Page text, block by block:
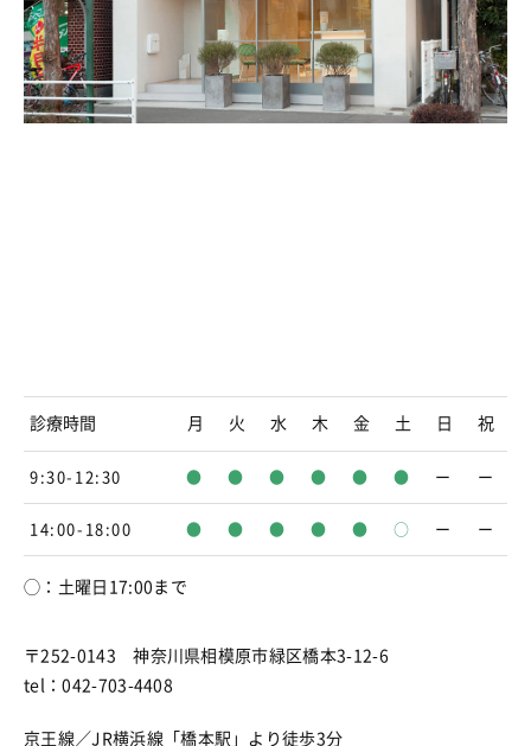
診療時間 月 火 水 木 金 土 日 祝
9:30-12:30 ● ● ● ● ● ● ー ー
14:00-18:00 ● ● ● ● ● ○ ー ー
◯：土曜日17:00まで
〒252-0143 神奈川県相模原市緑区橋本3-12-6
tel：042-703-4408
京王線／JR横浜線「橋本駅」より徒歩3分